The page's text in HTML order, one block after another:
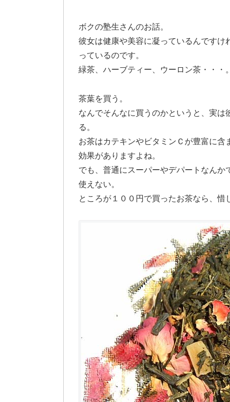
ボクの塾生さんのお話。
彼女は健康や美容に凝っているんです
っているのです。
緑茶、ハーブティー、ウーロン茶・・・。
茶葉を買う。
なんでそんなに買うのかというと、実
る。
お茶はカテキンやビタミンＣが豊富に
効果がありますよね。
でも、普通にスーパーやデパートなん
使えない。
ところが１００円で買ったお茶なら、惜